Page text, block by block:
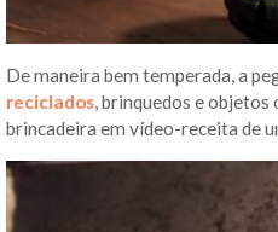
De maneira bem temperada, a
reciclados, brinquedos e objetos
brincadeira em vídeo-receita de